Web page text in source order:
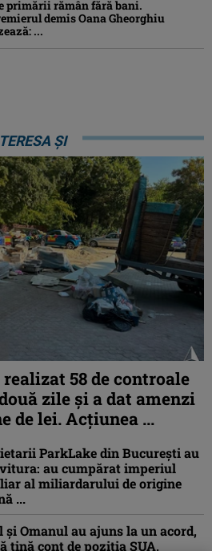
primării rămân fără bani.
demis Oana Gheorghiu
...
ȘI
58 de controale
zile și a dat amenzi
de lei. Acțiunea ...
ParkLake din București au
au cumpărat imperiul
al miliardarului de origine
...
și Omanul au ajuns la un acord,
țină cont de poziția SUA,